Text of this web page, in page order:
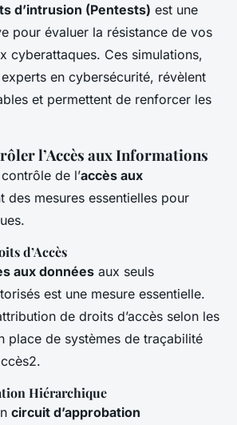
d’intrusion (Pentests) est une
pour évaluer la résistance de vos
cyberattaques. Ces simulations,
en cybersécurité, révèlent
et permettent de renforcer les
l’Accès aux Informations
de l’accès aux
des mesures essentielles pour
d’Accès
aux données aux seuls
est une mesure essentielle.
de droits d’accès selon les
place de systèmes de traçabilité
Hiérarchique
circuit d’approbation